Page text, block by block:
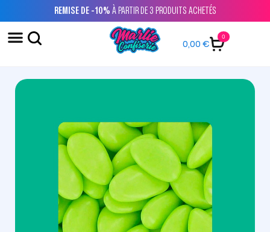
REMISE DE -10% À PARTIR DE 3 PRODUITS ACHETÉS
0,00€
0